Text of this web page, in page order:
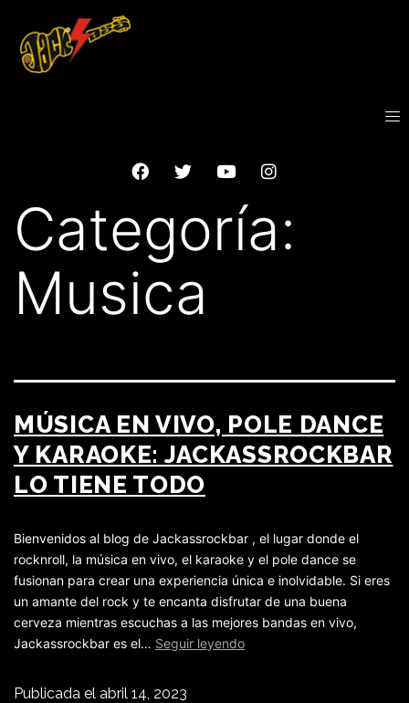
Categoría:
Musica
MÚSICA EN VIVO, POLE DANCE
Y KARAOKE: JACKASSROCKBAR
LO TIENE TODO
Bienvenidos al blog de Jackassrockbar , el lugar donde el
rocknroll, la música en vivo, el karaoke y el pole dance se
fusionan para crear una experiencia única e inolvidable. Si eres
un amante del rock y te encanta disfrutar de una buena
cerveza mientras escuchas a las mejores bandas en vivo,
Jackassrockbar es el… Seguir leyendo
Publicada el abril 14, 2023